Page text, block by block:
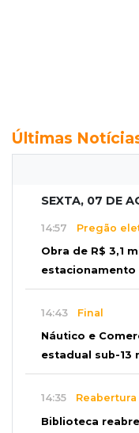
Últimas
SEXTA, 07 DE
14:57 Pregão
Obra de R$ 3,1
14:43 Final
Náutico e
estadual sub-13
14:35 Reabertura
Biblioteca